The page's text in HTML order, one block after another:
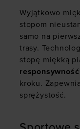
Wyjątkowo
stopom
samo na
trasy.
stopę miękką
kroku.
sprężystość.